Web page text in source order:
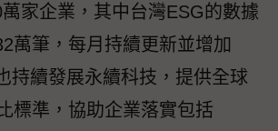
家企業，其中台灣ESG的數據
萬筆，每月持續更新並增加
持續發展永續科技，提供全球
標準，協助企業落實包括